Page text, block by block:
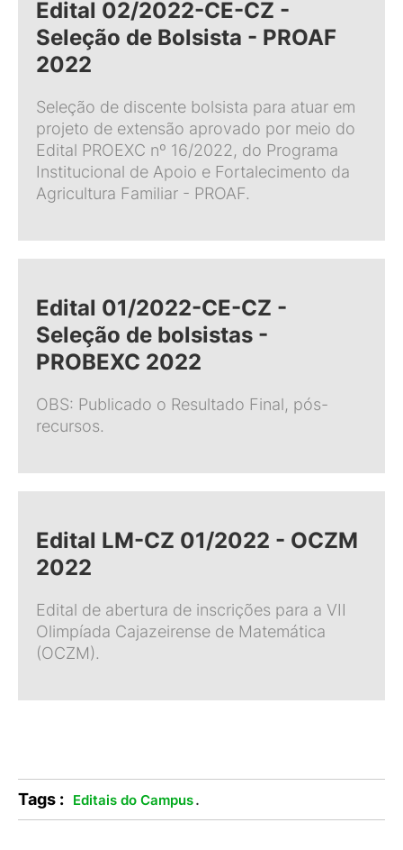
Edital 02/2022-CE-CZ -
Seleção de Bolsista - PROAF
2022
Seleção de discente bolsista para atuar em
projeto de extensão aprovado por meio do
Edital PROEXC nº 16/2022, do Programa
Institucional de Apoio e Fortalecimento da
Agricultura Familiar - PROAF.
Edital 01/2022-CE-CZ -
Seleção de bolsistas -
PROBEXC 2022
OBS: Publicado o Resultado Final, pós-
recursos.
Edital LM-CZ 01/2022 - OCZM
2022
Edital de abertura de inscrições para a VII
Olimpíada Cajazeirense de Matemática
(OCZM).
Tags : Editais do Campus.